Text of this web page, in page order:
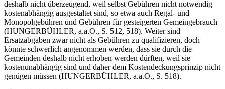
deshalb nicht überzeugend, weil selbst Gebühren nicht notwendig
kostenabhängig ausgestaltet sind, so etwa auch Regal- und
Monopolgebühren und Gebühren für gesteigerten Gemeingebrauch
(HUNGERBÜHLER, a.a.O., S. 512, 518). Weiter sind
Ersatzabgaben zwar nicht als Gebühren zu qualifizieren, doch
könnte schwerlich angenommen werden, dass sie durch die
Gemeinden deshalb nicht erhoben werden dürften, weil sie
kostenunabhängig sind und daher dem Kostendeckungsprinzip nicht
genügen müssen (HUNGERBÜHLER, a.a.O., S. 518).